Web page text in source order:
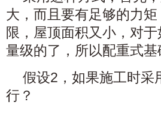
大，而且要有足够的力
限，屋顶面积又小，对
量级的了，所以配重式基
假设2，如果施工时采
行？